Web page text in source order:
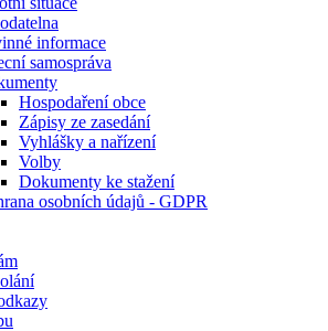
informace
samospráva
Hospodaření obce
Zápisy ze zasedání
Vyhlášky a nařízení
Volby
Dokumenty ke stažení
osobních údajů - GDPR